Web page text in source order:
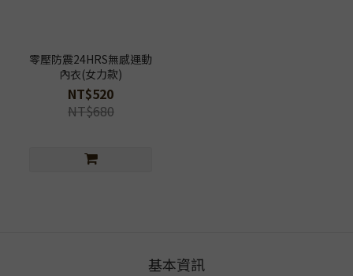
零壓防震24HRS無感運動
內衣(女力款)
NT$520
NT$680
基本資訊